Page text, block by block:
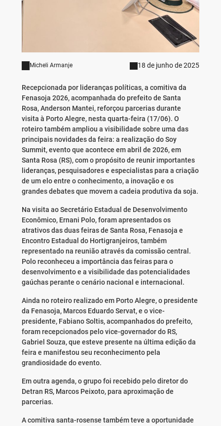
Micheli Armanje 18 de junho de 2025
Recepcionada por lideranças políticas, a comitiva da
Fenasoja 2026, acompanhada do prefeito de Santa
Rosa, Anderson Mantei, reforçou parcerias durante
visita à Porto Alegre, nesta quarta-feira (17/06). O
roteiro também ampliou a visibilidade sobre uma das
principais novidades da feira: a realização do Soy
Summit, evento que acontece em abril de 2026, em
Santa Rosa (RS), com o propósito de reunir importantes
lideranças, pesquisadores e especialistas para a criação
de um elo entre o conhecimento, a inovação e os
grandes debates que movem a cadeia produtiva da soja.
Na visita ao Secretário Estadual de Desenvolvimento
Econômico, Ernani Polo, foram apresentados os
atrativos das duas feiras de Santa Rosa, Fenasoja e
Encontro Estadual do Hortigranjeiros, também
representado na reunião através da comissão central.
Polo reconheceu a importância das feiras para o
desenvolvimento e a visibilidade das potencialidades
gaúchas perante o cenário nacional e internacional.
Ainda no roteiro realizado em Porto Alegre, o presidente
da Fenasoja, Marcos Eduardo Servat, e o vice-
presidente, Fabiano Soltis, acompanhados do prefeito,
foram recepcionados pelo vice-governador do RS,
Gabriel Souza, que esteve presente na última edição da
feira e manifestou seu reconhecimento pela
grandiosidade do evento.
Em outra agenda, o grupo foi recebido pelo diretor do
Detran RS, Marcos Peixoto, para aproximação de
parcerias.
A comitiva santa-rosense também teve a oportunidade